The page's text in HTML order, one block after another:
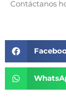
Contáctanos